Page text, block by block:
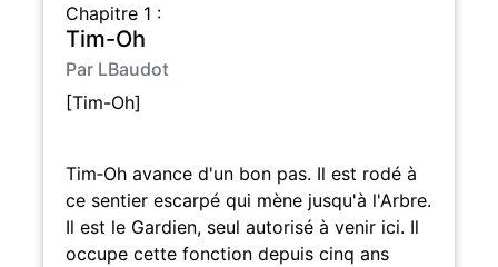
Chapitre 1 :
Tim-Oh
Par LBaudot
[Tim-Oh]
Tim‑Oh avance d'un bon pas. Il est rodé à
ce sentier escarpé qui mène jusqu'à l'Arbre.
Il est le Gardien, seul autorisé à venir ici. Il
occupe cette fonction depuis cinq ans